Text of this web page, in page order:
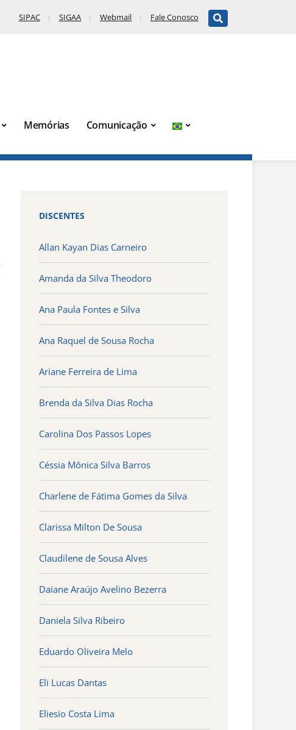
SIPAC SIGAA Webmail Fale Conosco
Memórias Comunicação
DISCENTES
Allan Kayan Dias Carneiro
Amanda da Silva Theodoro
Ana Paula Fontes e Silva
Ana Raquel de Sousa Rocha
Ariane Ferreira de Lima
Brenda da Silva Dias Rocha
Carolina Dos Passos Lopes
Céssia Mônica Silva Barros
Charlene de Fátima Gomes da Silva
Clarissa Milton De Sousa
Claudilene de Sousa Alves
Daiane Araújo Avelino Bezerra
Daniela Silva Ribeiro
Eduardo Oliveira Melo
Eli Lucas Dantas
Eliesio Costa Lima